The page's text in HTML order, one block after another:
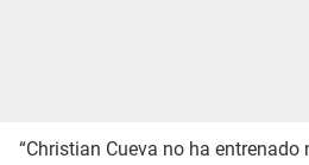
“Christian Cueva no ha